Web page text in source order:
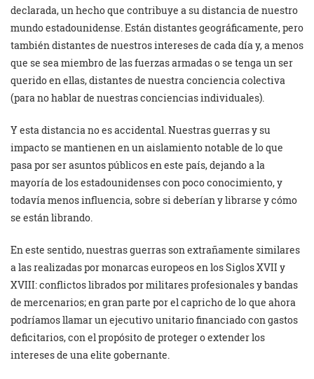
declarada, un hecho que contribuye a su distancia de nuestro
mundo estadounidense. Están distantes geográficamente, pero
también distantes de nuestros intereses de cada día y, a menos
que se sea miembro de las fuerzas armadas o se tenga un ser
querido en ellas, distantes de nuestra conciencia colectiva
(para no hablar de nuestras conciencias individuales).
Y esta distancia no es accidental. Nuestras guerras y su
impacto se mantienen en un aislamiento notable de lo que
pasa por ser asuntos públicos en este país, dejando a la
mayoría de los estadounidenses con poco conocimiento, y
todavía menos influencia, sobre si deberían y librarse y cómo
se están librando.
En este sentido, nuestras guerras son extrañamente similares
a las realizadas por monarcas europeos en los Siglos XVII y
XVIII: conflictos librados por militares profesionales y bandas
de mercenarios; en gran parte por el capricho de lo que ahora
podríamos llamar un ejecutivo unitario financiado con gastos
deficitarios, con el propósito de proteger o extender los
intereses de una elite gobernante.